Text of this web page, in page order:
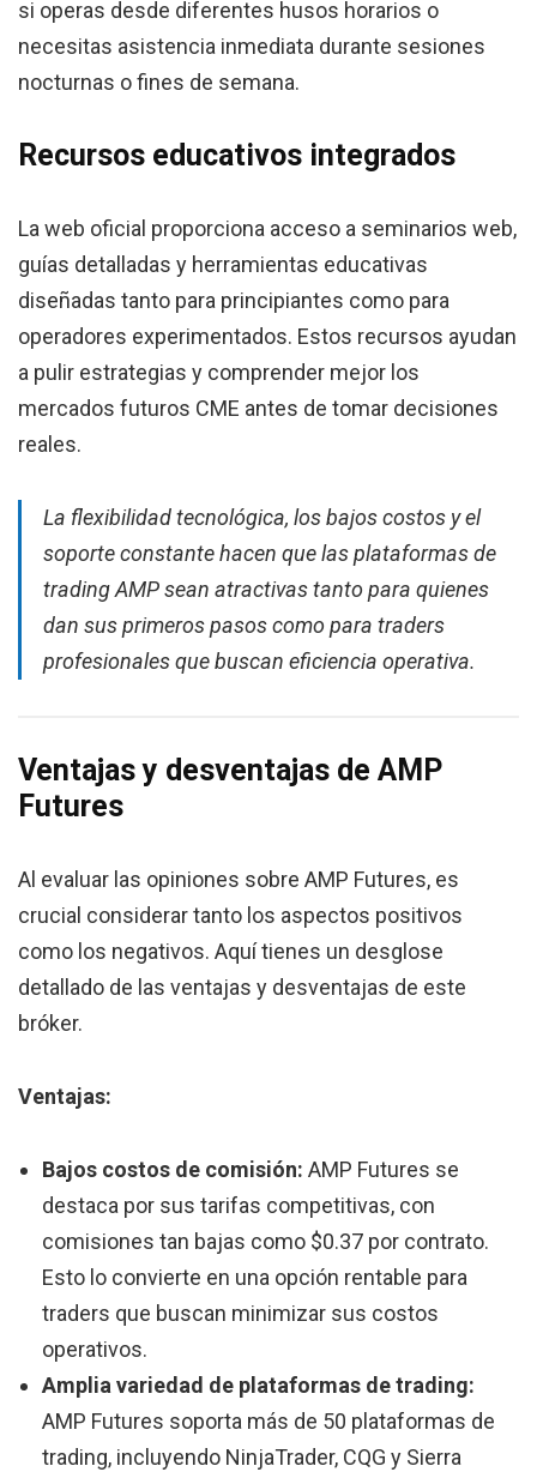
si operas desde diferentes husos horarios o
necesitas asistencia inmediata durante sesiones
nocturnas o fines de semana.
Recursos educativos integrados
La web oficial proporciona acceso a seminarios web,
guías detalladas y herramientas educativas
diseñadas tanto para principiantes como para
operadores experimentados. Estos recursos ayudan
a pulir estrategias y comprender mejor los
mercados futuros CME antes de tomar decisiones
reales.
La flexibilidad tecnológica, los bajos costos y el
soporte constante hacen que las plataformas de
trading AMP sean atractivas tanto para quienes
dan sus primeros pasos como para traders
profesionales que buscan eficiencia operativa.
Ventajas y desventajas de AMP
Futures
Al evaluar las opiniones sobre AMP Futures, es
crucial considerar tanto los aspectos positivos
como los negativos. Aquí tienes un desglose
detallado de las ventajas y desventajas de este
bróker.
Ventajas:
Bajos costos de comisión: AMP Futures se
destaca por sus tarifas competitivas, con
comisiones tan bajas como $0.37 por contrato.
Esto lo convierte en una opción rentable para
traders que buscan minimizar sus costos
operativos.
Amplia variedad de plataformas de trading:
AMP Futures soporta más de 50 plataformas de
trading, incluyendo NinjaTrader, CQG y Sierra